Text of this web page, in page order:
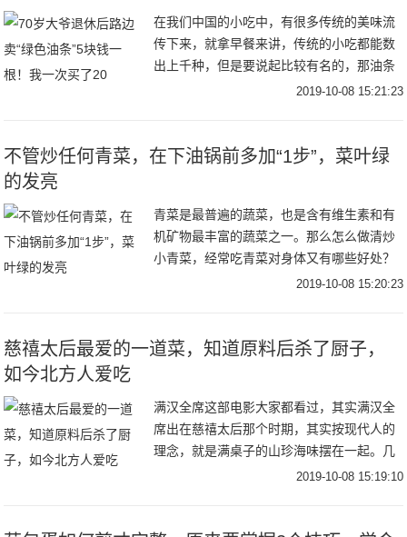
在我们中国的小吃中，有很多传统的美味流
传下来，就拿早餐来讲，传统的小吃都能数
出上千种，但是要说起比较有名的，那油条
在早餐中的地位自然不言而喻，很多人早餐
2019-10-08 15:21:23
不管炒任何青菜，在下油锅前多加“1步”，菜叶绿
的发亮
青菜是最普遍的蔬菜，也是含有维生素和有
机矿物最丰富的蔬菜之一。那么怎么做清炒
小青菜，经常吃青菜对身体又有哪些好处？
青菜含有丰富的营养：青菜富含丰富的维生
2019-10-08 15:20:23
慈禧太后最爱的一道菜，知道原料后杀了厨子，
如今北方人爱吃
满汉全席这部电影大家都看过，其实满汉全
席出在慈禧太后那个时期，其实按现代人的
理念，就是满桌子的山珍海味摆在一起。几
乎是各种食材的菜都有，并且菜品也是非常
2019-10-08 15:19:10